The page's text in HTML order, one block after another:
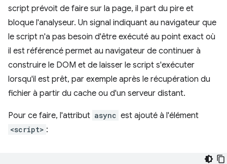
script prévoit de faire sur la page, il part du pire et
bloque l'analyseur. Un signal indiquant au navigateur que
le script n'a pas besoin d'être exécuté au point exact où
il est référencé permet au navigateur de continuer à
construire le DOM et de laisser le script s'exécuter
lorsqu'il est prêt, par exemple après le récupération du
fichier à partir du cache ou d'un serveur distant.
Pour ce faire, l'attribut async est ajouté à l'élément
<script> :